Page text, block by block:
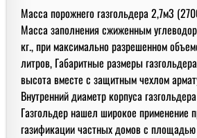
Масса порожнего газгольдера 2,7м3
Масса заполнения сжиженным
кг., при максимально разрешенном
литров, Габаритные размеры
высота вместе с защитным чехлом
Внутренний диаметр корпуса
Газгольдер нашел широкое применение
газификации частных домов с